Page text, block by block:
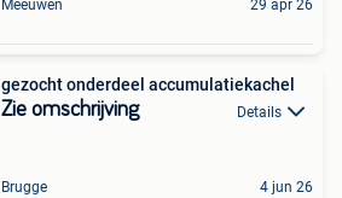
Meeuwen 29 apr 26
gezocht onderdeel accumulatiekachel
Zie omschrijving Details
Brugge 4 jun 26